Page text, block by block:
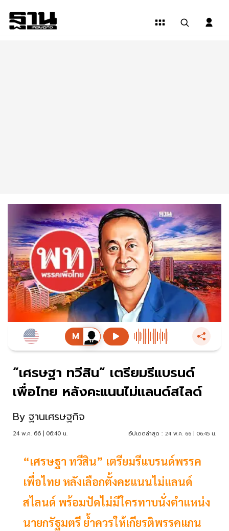
“เศรษฐา ทวีสิน” เตรียมรีแบรนด์
เพื่อไทย หลังคะแนนไม่แลนด์สไลด์
By ฐานเศรษฐกิจ
24 พ.ค. 66 | 06:40 น. อัปเดตล่าสุด : 24 พ.ค. 66 | 06:45 น.
“เศรษฐา ทวีสิน” เตรียมรีแบรนด์พรรค
เพื่อไทย หลังเลือกตั้งคะแนนไม่แลนด์
สไลนด์ พร้อมปัดไม่มีใครทาบนั่งตำแหน่ง
นายกรัฐมตรี ย้ำควรให้เกียรติพรรคแกน